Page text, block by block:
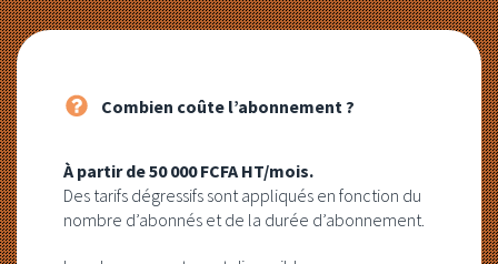
Combien coûte l’abonnement ?
À partir de 50 000 FCFA HT/mois.
Des tarifs dégressifs sont appliqués en fonction du
nombre d’abonnés et de la durée d’abonnement.